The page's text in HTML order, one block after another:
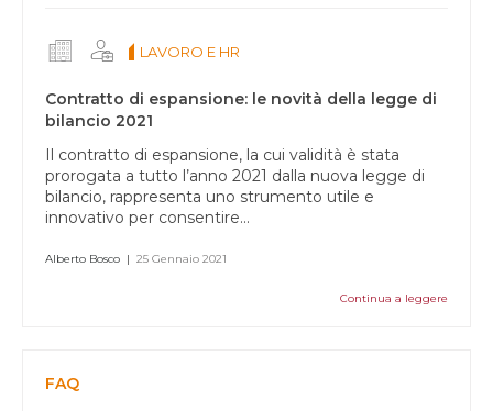
LAVORO E HR
Contratto di espansione: le novità della legge di
bilancio 2021
Il contratto di espansione, la cui validità è stata
prorogata a tutto l’anno 2021 dalla nuova legge di
bilancio, rappresenta uno strumento utile e
innovativo per consentire...
Alberto Bosco | 25 Gennaio 2021
Continua a leggere
FAQ